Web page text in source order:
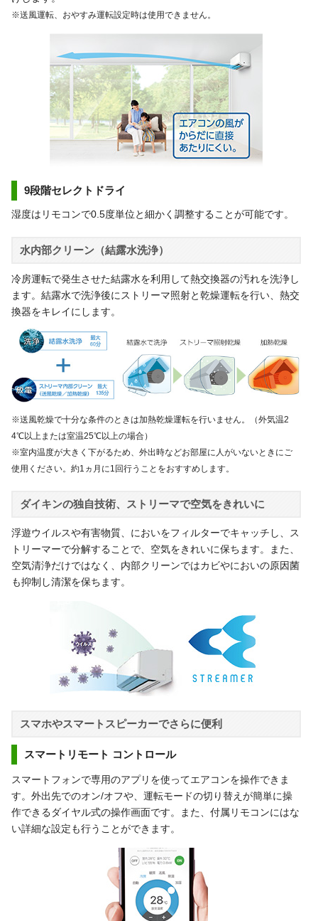
※送風運転、おやすみ運転設定時は使用できません。
9段階セレクトドライ
湿度はリモコンで0.5度単位と細かく調整することが可能です。
水内部クリーン（結露水洗浄）
冷房運転で発生させた結露水を利用して熱交換器の汚れを洗浄し
ます。結露水で洗浄後にストリーマ照射と乾燥運転を行い、熱交
換器をキレイにします。
※送風乾燥で十分な条件のときは加熱乾燥運転を行いません。（外気温2
4℃以上または室温25℃以上の場合）
※室内温度が大きく下がるため、外出時などお部屋に人がいないときにご
使用ください。約1ヵ月に1回行うことをおすすめします。
ダイキンの独自技術、ストリーマで空気をきれいに
浮遊ウイルスや有害物質、においをフィルターでキャッチし、ス
トリーマーで分解することで、空気をきれいに保ちます。また、
空気清浄だけではなく、内部クリーンではカビやにおいの原因菌
も抑制し清潔を保ちます。
スマホやスマートスピーカーでさらに便利
スマートリモート コントロール
スマートフォンで専用のアプリを使ってエアコンを操作できま
す。外出先でのオン/オフや、運転モードの切り替えが簡単に操
作できるダイヤル式の操作画面です。また、付属リモコンにはな
い詳細な設定も行うことができます。